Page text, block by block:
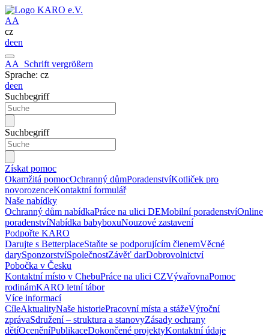
AA
cz
deen
AA
Schrift vergrößern
Sprache: cz
deen
Suchbegriff
Suchbegriff
Získat pomoc
Okamžitá pomocOchranný důmPoradenstvíKotliček pro
novorozenceKontaktní formulář
Naše nabídky
Ochranný dům nabídkaPráce na ulici DEMobilní poradenstvíOnline
poradenstvíNabídka babyboxuNouzové zastavení
Podpořte KARO
Darujte s BetterplaceStaňte se podporujícím členemVěcné
darySponzorstvíSpolečnostZávěť darDobrovolnictví
Pobočka v Česku
Kontaktní místo v ChebuPráce na ulici CZVývařovnaPomoc
rodinámKARO letní tábor
Více informací
CíleAktualityNaše historiePracovní místa a stážeVýroční
zprávaSdružení – struktura a stanovyZásady ochrany
dětíOceněníPublikaceDokončené projektyKontaktní údaje